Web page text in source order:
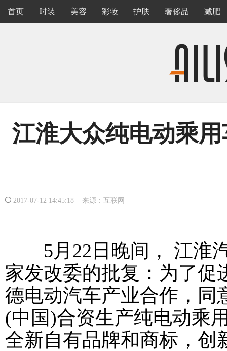
首页 时装 美容 彩妆 护肤 奢侈品 减肥
江淮大众纯电动乘
2017-07-12 14:45:18 来源：互联网
5月22日晚间， 江淮汽
家发改委的批复：为了促
德电动汽车产业合作，同
(中国)合资生产纯电动乘
全新自有品牌和商标，创